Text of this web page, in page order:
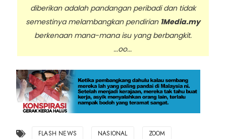
diberikan adalah pandangan peribadi dan tidak
semestinya melambangkan pendirian 1Media.my
berkenaan mana-mana isu yang berbangkit.
...oo...
FLASH NEWS NASIONAL ZOOM